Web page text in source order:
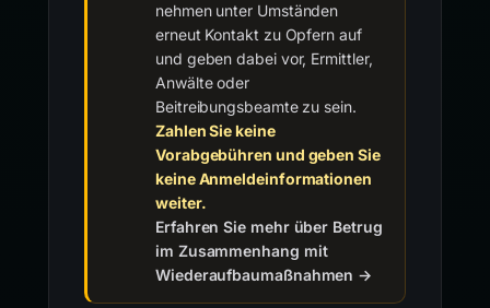
nehmen unter Umständen
erneut Kontakt zu Opfern auf
und geben dabei vor, Ermittler,
Anwälte oder
Beitreibungsbeamte zu sein.
Zahlen Sie keine
Vorabgebühren und geben Sie
keine Anmeldeinformationen
weiter.
Erfahren Sie mehr über Betrug
im Zusammenhang mit
Wiederaufbaumaßnahmen →